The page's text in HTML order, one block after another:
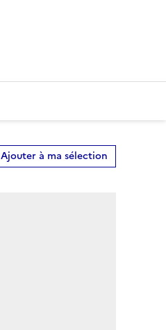
Ajouter à ma sélection